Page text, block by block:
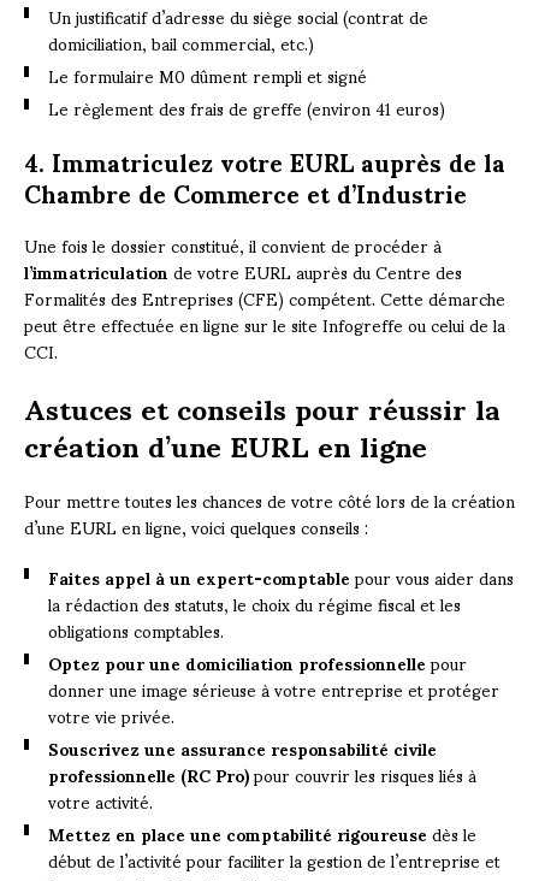
Un justificatif d’adresse du siège social (contrat de
domiciliation, bail commercial, etc.)
Le formulaire M0 dûment rempli et signé
Le règlement des frais de greffe (environ 41 euros)
4. Immatriculez votre EURL auprès de la
Chambre de Commerce et d’Industrie
Une fois le dossier constitué, il convient de procéder à
l’immatriculationde votre EURL auprès du Centre des
Formalités des Entreprises (CFE) compétent. Cette démarche
peut être effectuée en ligne sur le site Infogreffe ou celui de la
CCI.
Astuces et conseils pour réussir la
création d’une EURL en ligne
Pour mettre toutes les chances de votre côté lors de la création
d’une EURL en ligne, voici quelques conseils :
Faites appel à un expert-comptablepour vous aider dans
la rédaction des statuts, le choix du régime fiscal et les
obligations comptables.
Optez pour une domiciliation professionnellepour
donner une image sérieuse à votre entreprise et protéger
votre vie privée.
Souscrivez une assurance responsabilité civile
professionnelle (RC Pro)pour couvrir les risques liés à
votre activité.
Mettez en place une comptabilité rigoureusedès le
début de l’activité pour faciliter la gestion de l’entreprise et